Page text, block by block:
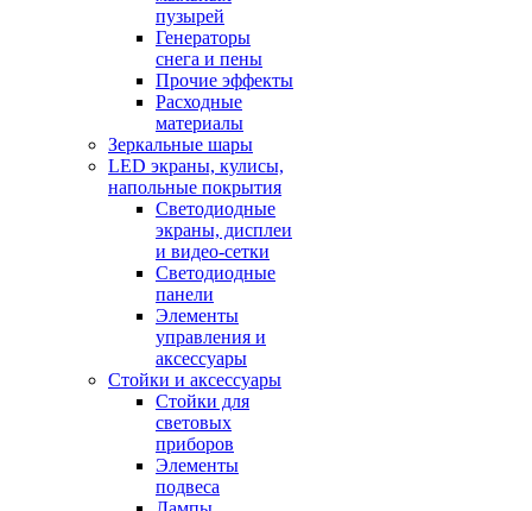
пузырей
Генераторы
снега и пены
Прочие эффекты
Расходные
материалы
Зеркальные шары
LED экраны, кулисы,
напольные покрытия
Светодиодные
экраны, дисплеи
и видео-сетки
Светодиодные
панели
Элементы
управления и
аксессуары
Стойки и аксессуары
Стойки для
световых
приборов
Элементы
подвеса